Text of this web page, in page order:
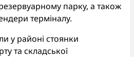
парку, а також
терміналу.
у районі стоянки
та складської